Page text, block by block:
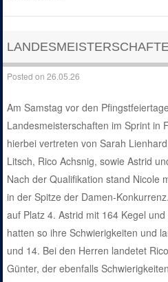
Posted on26.05.26
Am Samstag vor den
Landesmeisterschaften im Sprint in
hierbei vertreten von Sarah
Litsch, Rico Achsnig, sowie Astrid
Nach der Qualifikation stand Nicole
in der Spitze der Damen-
auf Platz 4. Astrid mit 164 Kegel
hatten so ihre Schwierigkeiten und
und 14. Bei den Herren landetet
Günter, der ebenfalls